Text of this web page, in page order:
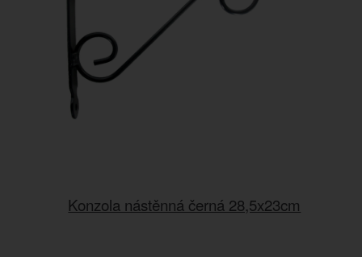
Konzola nástěnná černá 28,5x23cm